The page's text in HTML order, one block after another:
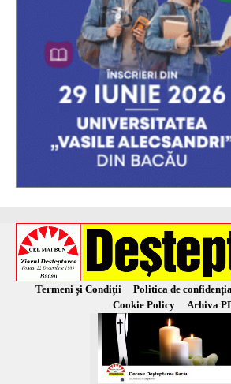
Termeni și Condiții Politica de
Cookie Policy
Arhiva